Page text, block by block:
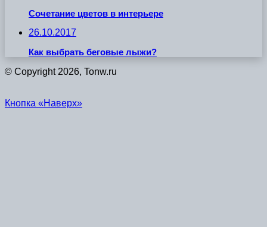
Сочетание цветов в интерьере
26.10.2017
Как выбрать беговые лыжи?
© Copyright 2026, Tonw.ru
Кнопка «Наверх»